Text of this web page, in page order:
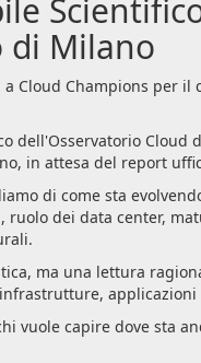
di Milano
Cloud Champions per
dell'Osservatorio
in attesa del report
di come sta
ruolo dei data center,
ma una lettura
applicazioni
vuole capire dove sta